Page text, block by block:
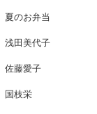
夏のお弁当
浅田美代子
佐藤愛子
国枝栄